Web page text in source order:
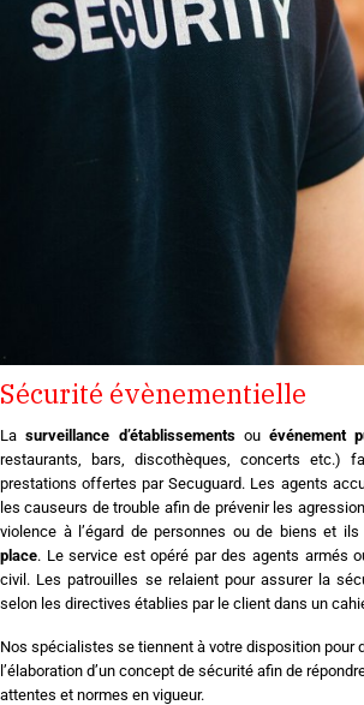
Sécurité évènementielle
Lasurveillance d’établissementsou événement
restaurants, bars, discothèques, concerts etc.)
prestations offertes par Secu­guard. Les agents
les causeurs de trouble afin de prévenir les
violence à l’égard de personnes ou de biens et
place. Le service est opéré par des agents armés
civil. Les patrouilles se relaient pour assurer la
selon les directives établies par le client dans un
Nos spécialistes se tiennent à votre disposition pour
l’élaboration d’un concept de sécurité afin de
attentes et normes en vigueur.